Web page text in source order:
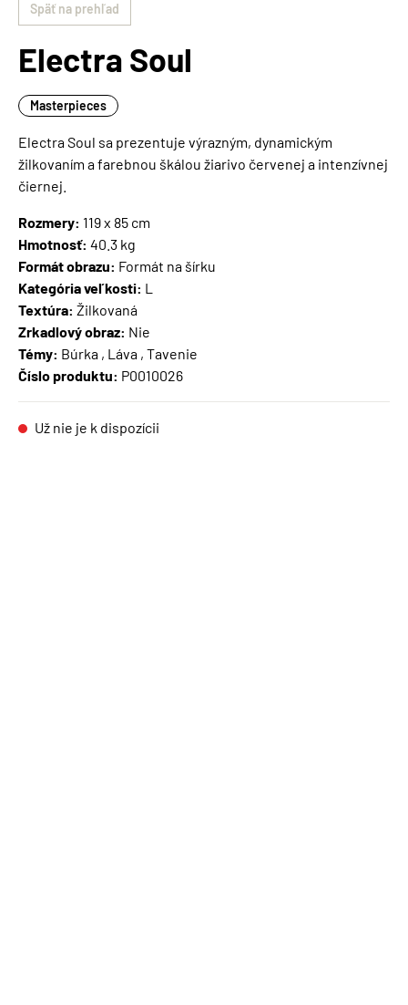
Späť na prehľad
Electra Soul
Masterpieces
Electra Soul sa prezentuje výrazným, dynamickým
žilkovaním a farebnou škálou žiarivo červenej a intenzívnej
čiernej.
Rozmery: 119 x 85 cm
Hmotnosť: 40.3 kg
Formát obrazu: Formát na šírku
Kategória veľkosti: L
Textúra: Žilkovaná
Zrkadlový obraz: Nie
Témy: Búrka , Láva , Tavenie
Číslo produktu: P0010026
Už nie je k dispozícii